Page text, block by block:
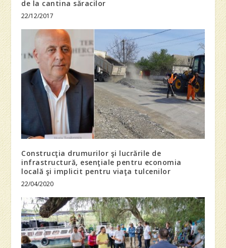
de la cantina săracilor
22/12/2017
Construcţia drumurilor şi lucrările de
infrastructură, esenţiale pentru economia
locală şi implicit pentru viaţa tulcenilor
22/04/2020